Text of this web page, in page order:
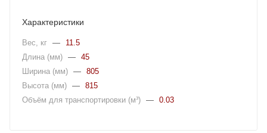
Характеристики
Вес, кг —
11.5
Длина (мм) — 45
Ширина (мм) — 805
Высота (мм) — 815
Объём для транспортировки (м³) — 0.03